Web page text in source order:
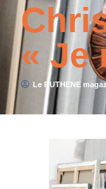
« Je
Le RUTHENE